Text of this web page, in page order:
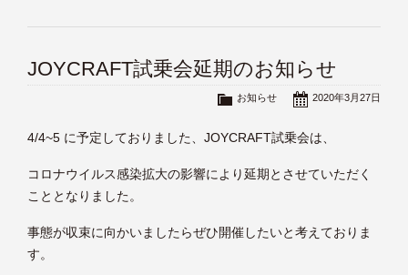
JOYCRAFT試乗会延期のお知らせ
2020年3月27日
お知らせ
4/4~5 に予定しておりました、JOYCRAFT試乗会は、
コロナウイルス感染拡大の影響により延期とさせていただく
こととなりました。
事態が収束に向かいましたらぜひ開催したいと考えておりま
す。